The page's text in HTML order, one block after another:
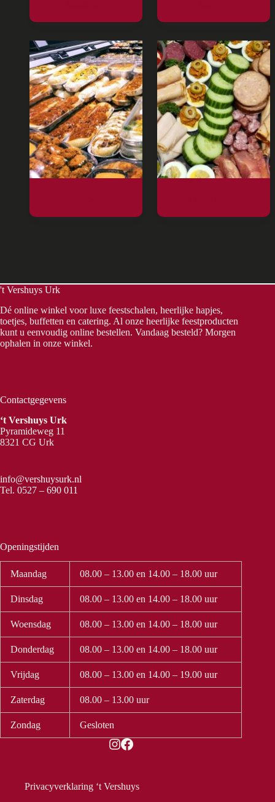
't Vershuys Urk
Dé online winkel voor luxe feestschalen, heerlijke hapjes,
toetjes, buffetten en catering. Al onze heerlijke feestproducten
kunt u eenvoudig online bestellen. Vandaag besteld? Morgen
ophalen in onze winkel.
Contactgegevens
‘t Vershuys Urk
Pyramideweg 11
8321 CG Urk
info@vershuysurk.nl
Tel. 0527 – 690 011
Openingstijden
Maandag 08.00 – 13.00 en 14.00 – 18.00 uur
Dinsdag 08.00 – 13.00 en 14.00 – 18.00 uur
Woensdag 08.00 – 13.00 en 14.00 – 18.00 uur
Donderdag 08.00 – 13.00 en 14.00 – 18.00 uur
Vrijdag 08.00 – 13.00 en 14.00 – 19.00 uur
Zaterdag 08.00 – 13.00 uur
Zondag Gesloten
Privacyverklaring ‘t Vershuys